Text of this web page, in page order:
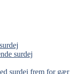
surdej
surdej frem for gær